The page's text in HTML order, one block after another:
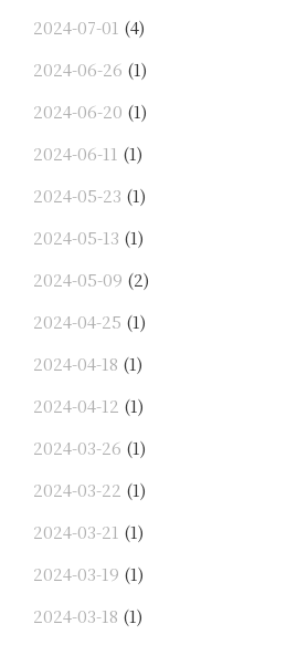
2024-07-01 (4)
2024-06-26 (1)
2024-06-20 (1)
2024-06-11 (1)
2024-05-23 (1)
2024-05-13 (1)
2024-05-09 (2)
2024-04-25 (1)
2024-04-18 (1)
2024-04-12 (1)
2024-03-26 (1)
2024-03-22 (1)
2024-03-21 (1)
2024-03-19 (1)
2024-03-18 (1)